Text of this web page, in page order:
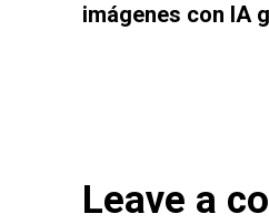
imágenes con IA
Leave a